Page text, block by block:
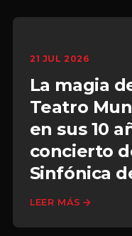
21 JUL 2026
La magia
Teatro
en sus 10
concierto
Sinfónica
LEER MÁS